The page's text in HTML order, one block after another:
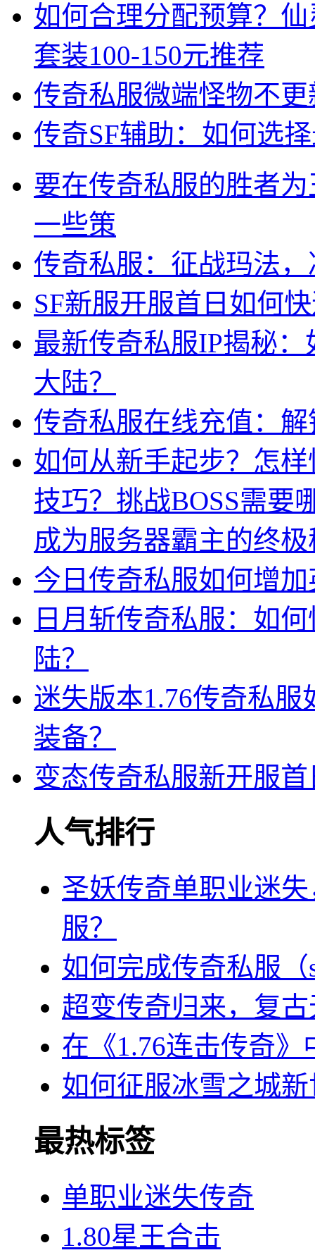
如何合理分配预算？
套装100-150元推荐
传奇私服微端怪物不
传奇SF辅助：如何选
要在传奇私服的胜者
一些策
传奇私服：征战玛法
SF新服开服首日如何
最新传奇私服IP揭秘
大陆？
传奇私服在线充值：
如何从新手起步？怎
技巧？挑战BOSS需要
成为服务器霸主的终
今日传奇私服如何增
日月斩传奇私服：如
陆？
迷失版本1.76传奇私
装备？
变态传奇私服新开服
人气排行
圣妖传奇单职业迷
服？
如何完成传奇私服
超变传奇归来，复
在《1.76连击传奇
如何征服冰雪之城
最热标签
单职业迷失传奇
1.80星王合击